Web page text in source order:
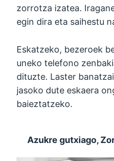
zorrotza izatea.
egin dira eta saihestu
Eskatzeko, bezeroek
uneko telefono
dituzte. Laster
jasoko dute eskaera
baieztatzeko.
Azukre gutxiago,